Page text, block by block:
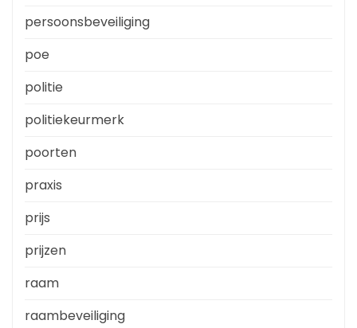
persoonsbeveiliging
poe
politie
politiekeurmerk
poorten
praxis
prijs
prijzen
raam
raambeveiliging